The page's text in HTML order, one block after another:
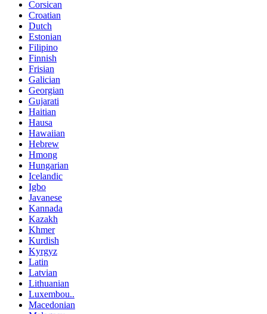
Corsican
Croatian
Dutch
Estonian
Filipino
Finnish
Frisian
Galician
Georgian
Gujarati
Haitian
Hausa
Hawaiian
Hebrew
Hmong
Hungarian
Icelandic
Igbo
Javanese
Kannada
Kazakh
Khmer
Kurdish
Kyrgyz
Latin
Latvian
Lithuanian
Luxembou..
Macedonian